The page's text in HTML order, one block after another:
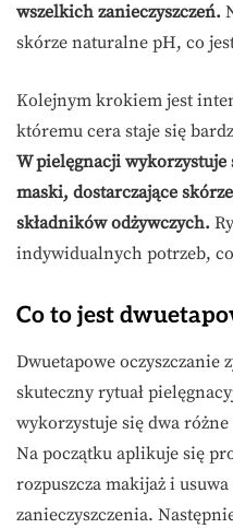
wszelkich zanieczyszczeń.
skórze naturalne pH, co
Kolejnym krokiem jest
któremu cera staje się
W pielęgnacji wykorzystuje
maski, dostarczające
składników odżywczych.
indywidualnych potrzeb,
Co to jest
Dwuetapowe oczyszczanie
skuteczny rytuał
wykorzystuje się dwa
Na początku aplikuje się
rozpuszcza makijaż i
zanieczyszczenia.